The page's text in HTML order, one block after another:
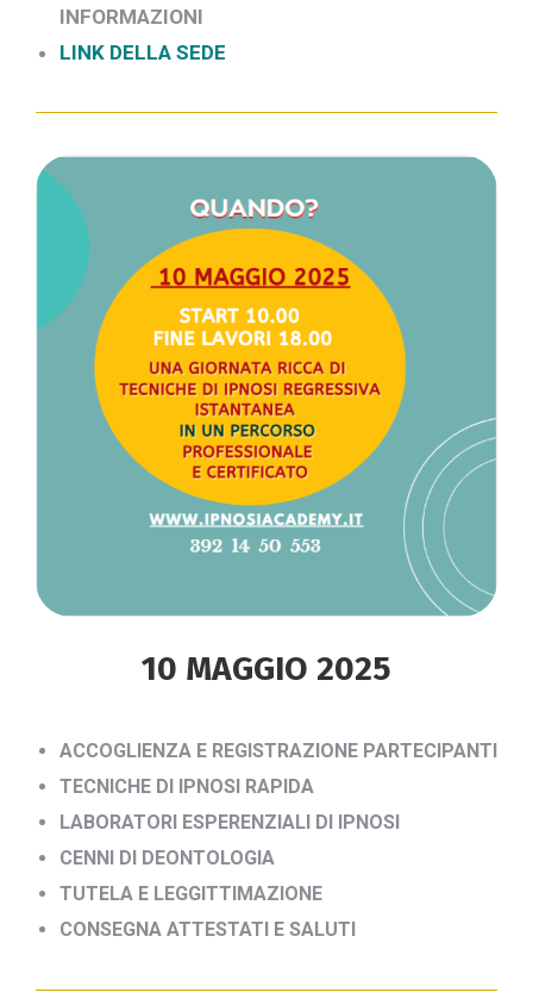
INFORMAZIONI
LINK DELLA SEDE
10 MAGGIO 2025
ACCOGLIENZA E REGISTRAZIONE PARTECIPANTI
TECNICHE DI IPNOSI RAPIDA
LABORATORI ESPERENZIALI DI IPNOSI
CENNI DI DEONTOLOGIA
TUTELA E LEGGITTIMAZIONE
CONSEGNA ATTESTATI E SALUTI